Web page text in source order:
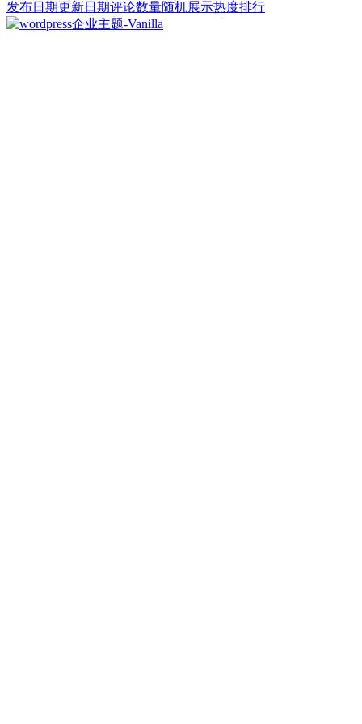
发布日期更新日期评论数量随机展示热度排行